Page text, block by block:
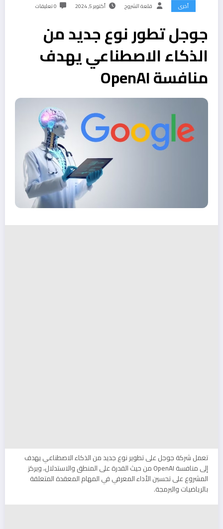
أخرى قلعة الشروح أكتوبر 5, 2024 0 تعليقات
جوجل تطور نوع جديد من
الذكاء الاصطناعي يهدف
منافسة OpenAI
تعمل شركة جوجل على تطوير نوع جديد من الذكاء الاصطناعي يهدف
إلى منافسة OpenAI من حيث القدرة على المنطق والاستدلال، ويركز
المشروع على تحسين الأداء المعرفي في المهام المعقدة المتعلقة
بالرياضيات والبرمجة.